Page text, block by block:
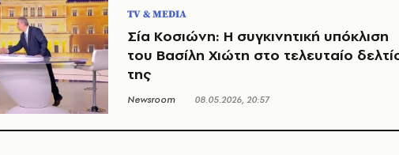
TV & MEDIA
Σία Κοσιώνη: Η συγκινητική υπόκλιση
του Βασίλη Χιώτη στο τελευταίο
της
Newsroom 08.05.2026, 20:57